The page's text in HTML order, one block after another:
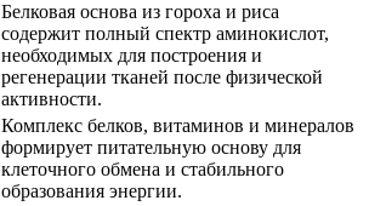
Белковая основа из гороха и риса
содержит полный спектр аминокислот,
необходимых для построения и
регенерации тканей после физической
активности.
Комплекс белков, витаминов и минералов
формирует питательную основу для
клеточного обмена и стабильного
образования энергии.